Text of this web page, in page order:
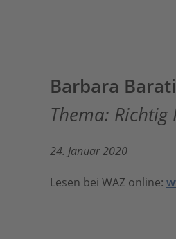
Barbara
Thema: Richtig
24. Januar 2020
Lesen bei WAZ online: